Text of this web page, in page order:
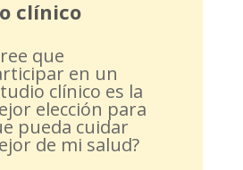
clínico
que
en un
clínico es la
elección para
pueda cuidar
de mi salud?